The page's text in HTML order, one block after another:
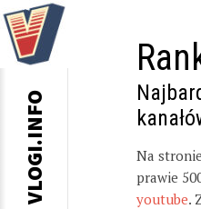
Na
prawie
youtube.
VLOGI.INFO